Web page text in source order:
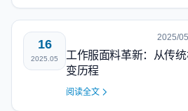
16
2025.05
2025/
工作服面料革新：从传
变历程
阅读全文